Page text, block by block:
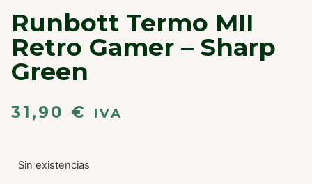
Runbott Termo MII
Retro Gamer – Sharp
Green
31,90 € IVA
Sin existencias